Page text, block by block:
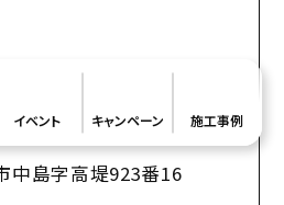
イベント キャンペーン 施工事例
中島字高堤923番16